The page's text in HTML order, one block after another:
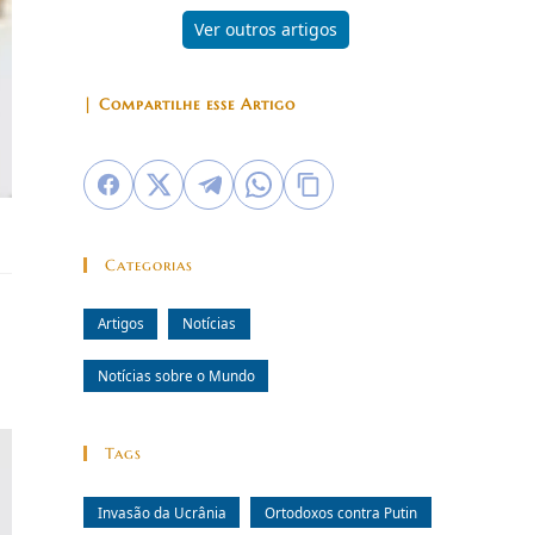
Ver outros artigos
| Compartilhe esse Artigo
Categorias
Artigos Notícias
Notícias sobre o Mundo
Tags
Invasão da Ucrânia Ortodoxos contra Putin